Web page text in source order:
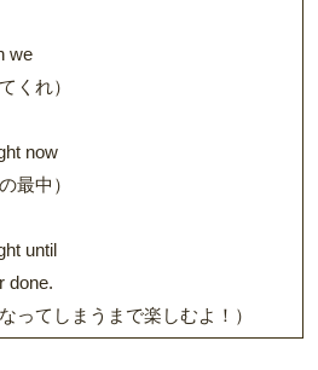
we
くれ）
now
最中）
until
done.
ってしまうまで楽しむよ！）